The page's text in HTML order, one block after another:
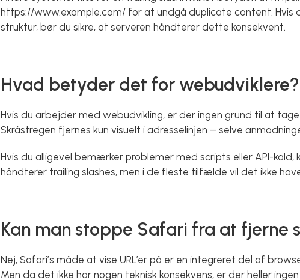
https://www.example.com/ for at undgå duplicate content. Hvis
struktur, bør du sikre, at serveren håndterer dette konsekvent.
Hvad betyder det for webudviklere?
Hvis du arbejder med webudvikling, er der ingen grund til at tage
Skråstregen fjernes kun visuelt i adresselinjen – selve
Hvis du alligevel bemærker problemer med scripts eller API-
håndterer trailing slashes, men i de fleste tilfælde vil det ikke
Kan man stoppe Safari fra at fjerne
Nej, Safari’s måde at vise URL’er på er en integreret del af
Men da det ikke har nogen teknisk konsekvens, er der heller